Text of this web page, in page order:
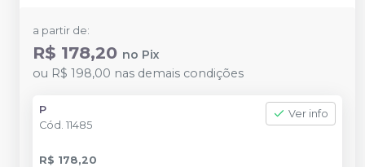
a partir de:
R$ 178,20 no Pix
ou R$ 198,00 nas demais condições
P
Cód. 11485
Ver info
R$ 178,20